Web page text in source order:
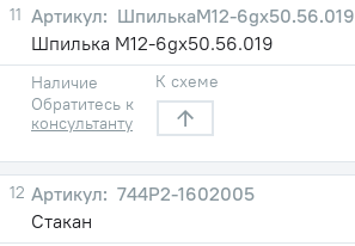
11
ШпилькаМ12-6gх50.56.019
Шпилька М12-6gх50.56.019
Наличие
Обратитесь к
консультанту
К схеме
12
744Р2-1602005
Стакан